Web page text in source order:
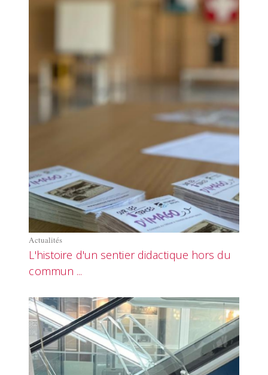
Actualités
L'histoire d'un sentier didactique hors du
commun ...